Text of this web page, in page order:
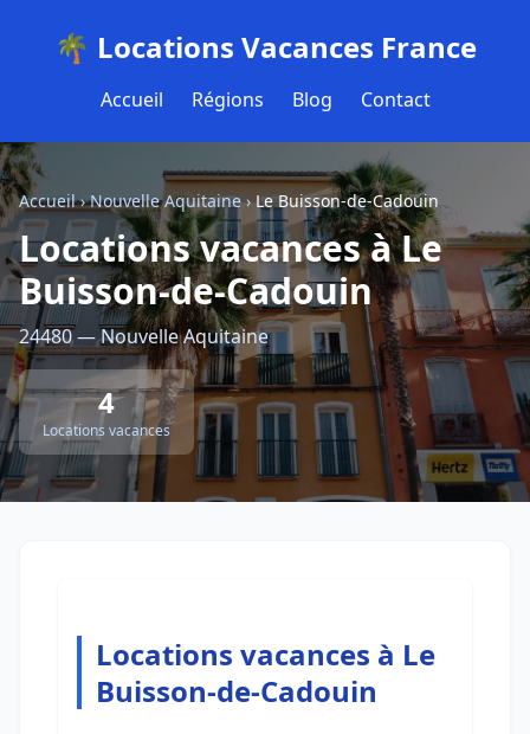
🌴 Locations Vacances France
Accueil Régions Blog Contact
Accueil›Nouvelle Aquitaine› Le Buisson-de-Cadouin
Locations vacances à Le
Buisson-de-Cadouin
24480 — Nouvelle Aquitaine
4
Locations vacances
Locations vacances à Le
Buisson-de-Cadouin